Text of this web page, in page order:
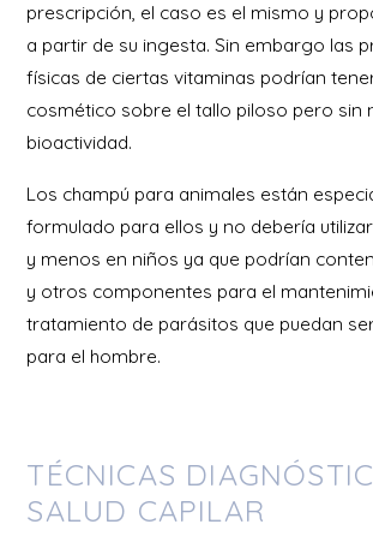
prescripción, el caso es el mismo y
a partir de su ingesta. Sin embargo las
físicas de ciertas vitaminas podrían
cosmético sobre el tallo piloso pero sin
bioactividad.
Los champú para animales están
formulado para ellos y no debería
y menos en niños ya que podrían
y otros componentes para el
tratamiento de parásitos que puedan
para el hombre.
TÉCNICAS
SALUD CAPILAR